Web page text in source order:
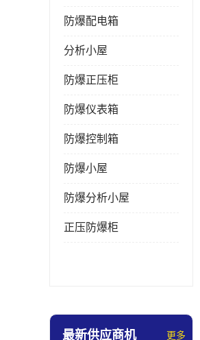
防爆配电箱
分析小屋
防爆正压柜
防爆仪表箱
防爆控制箱
防爆小屋
防爆分析小屋
正压防爆柜
最新供应商机 更多